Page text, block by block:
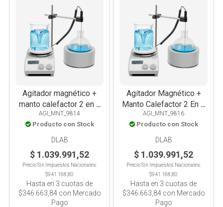
Agitador magnético +
manto calefactor 2 en 1
MS-H280-F100 digital,
LCD, con sensor, 280°C,
para balón 100ml
AGI_MNT_9814
Producto con Stock
DLAB
$ 1.039.991,52
Precio Sin Impuestos Nacionales:
$941.168,80
Hasta en 3 cuotas de
$346.663,84con Mercado
Pago
Agitador Magnético +
Manto Calefactor 2 En 1
Ms-H280-F250 Digital,
LCD, Con Sensor, 280°C,
Para Balón 250ml
AGI_MNT_9816
Producto con Stock
DLAB
$ 1.039.991,52
Precio Sin Impuestos Nacionales:
$941.168,80
Hasta en 3 cuotas de
$346.663,84con Mercado
Pago